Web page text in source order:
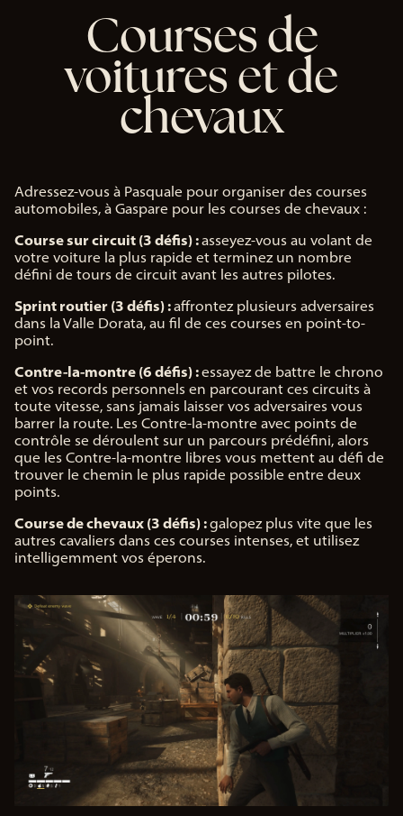
Courses de
voitures et de
chevaux
Adressez-vous à Pasquale pour organiser des courses
automobiles, à Gaspare pour les courses de chevaux :
Course sur circuit (3 défis) :asseyez-vous au volant de
votre voiture la plus rapide et terminez un nombre
défini de tours de circuit avant les autres pilotes.
Sprint routier (3 défis) :affrontez plusieurs adversaires
dans la Valle Dorata, au fil de ces courses en point-to-
point.
Contre-la-montre (6 défis) :essayez de battre le chrono
et vos records personnels en parcourant ces circuits à
toute vitesse, sans jamais laisser vos adversaires vous
barrer la route. Les Contre-la-montre avec points de
contrôle se déroulent sur un parcours prédéfini, alors
que les Contre-la-montre libres vous mettent au défi de
trouver le chemin le plus rapide possible entre deux
points.
Course de chevaux (3 défis) :galopez plus vite que les
autres cavaliers dans ces courses intenses, et utilisez
intelligemment vos éperons.